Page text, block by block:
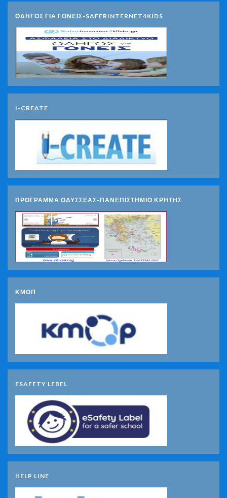
ΟΔΗΓΟΣ ΓΙΑ ΓΟΝΕΙΣ-SAFERINTERNET4KIDS
I-CREATE
ΠΡΟΓΡΑΜΜΑ ΟΔΥΣΣΕΑΣ-ΠΑΝΕΠΙΣΤΗΜΙΟ ΚΡΗΤΗΣ
ΚΜΟΠ
ESAFETY LEBEL
HELP LINE